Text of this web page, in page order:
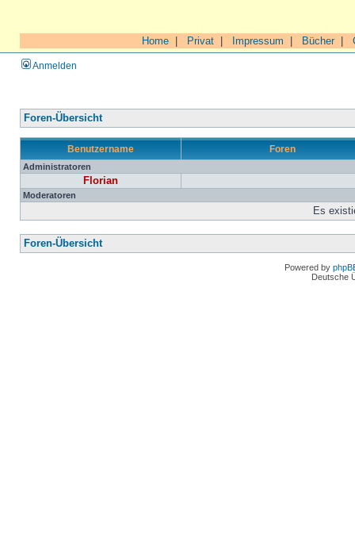
Home Privat Impressum Bücher|
Anmelden
Foren-Übersicht
Benutzername Foren
Administratoren
Florian
Moderatoren
Es
Foren-Übersicht
Powered by
Deutsche